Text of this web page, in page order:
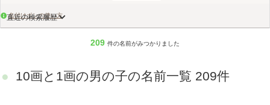
名付けポンの使い方
直近の検索履歴
209 件の名前がみつかりました
10画と1画の男の子の名前一覧 209件